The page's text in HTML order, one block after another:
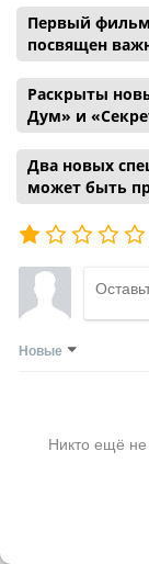
Первый
посвящен
Раскрыты
Дум» и
Два новых
может быть
Новые
Никто ещё не